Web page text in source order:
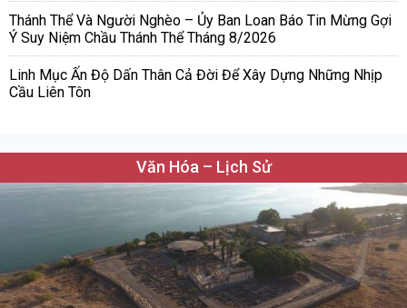
Thánh Thể Và Người Nghèo – Ủy Ban Loan Báo Tin Mừng Gợi
Ý Suy Niệm Chầu Thánh Thể Tháng 8/2026
Linh Mục Ấn Độ Dấn Thân Cả Đời Để Xây Dựng Những Nhịp
Cầu Liên Tôn
Văn Hóa – Lịch Sử